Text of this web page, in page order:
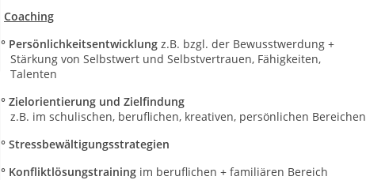
Coaching
° Persönlichkeitsentwicklung z.B. bzgl. der Bewusstwerdung +
Stärkung von Selbstwert und Selbstvertrauen, Fähigkeiten,
Talenten
° Zielorientierung und Zielfindung
z.B. im schulischen, beruflichen, kreativen, persönlichen Bereichen
° Stressbewältigungsstrategien
° Konfliktlösungstraining im beruflichen + familiären Bereich